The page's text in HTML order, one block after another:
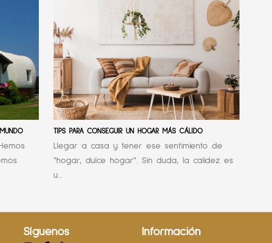
TIPS PARA CONSEGUIR UN HOGAR MÁS CÁLIDO
Llegar a casa y tener ese sentimiento de
“hogar, dulce hogar”. Sin duda, la calidez es
u...
Síguenos Información